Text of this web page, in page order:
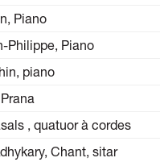
Piano
Philippe, Piano
piano
, quatuor à cordes
Chant, sitar